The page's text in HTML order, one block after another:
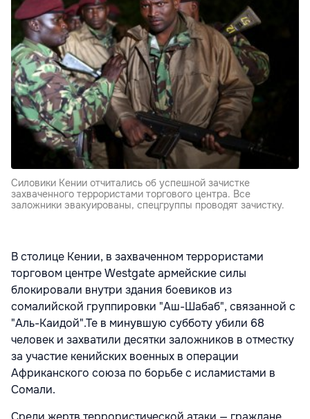
Силовики Кении отчитались об успешной зачистке
захваченного террористами торгового центра. Все
заложники эвакуированы, спецгруппы проводят зачистку.
В столице Кении, в захваченном террористами
торговом центре Westgate армейские силы
блокировали внутри здания боевиков из
сомалийской группировки "Аш-Шабаб", связанной с
"Аль-Каидой".Те в минувшую субботу убили 68
человек и захватили десятки заложников в отместку
за участие кенийских военных в операции
Африканского союза по борьбе с исламистами в
Сомали.